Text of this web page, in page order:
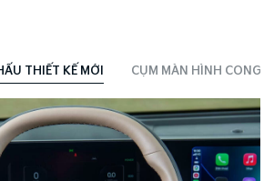
THIẾT KẾ MỚI CỤM MÀN HÌNH CONG